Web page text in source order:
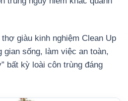
giàu kinh nghiệm Clean Up
gian sống, làm việc an toàn,
bất kỳ loài côn trùng đáng